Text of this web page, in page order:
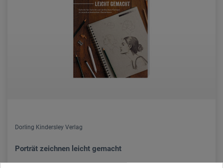
Dorling Kindersley Verlag
Porträt zeichnen leicht gemacht